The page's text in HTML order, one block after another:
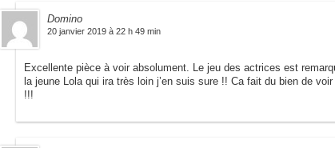
Domino
20 janvier 2019 à 22 h 49 min
Excellente pièce à voir absolument. Le jeu des actrices est
la jeune Lola qui ira très loin j’en suis sure !! Ca fait du bien de
!!!